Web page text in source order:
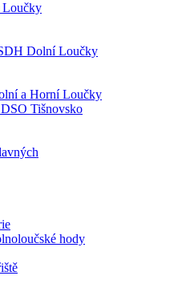
Loučky
Dolní Loučky
a Horní Loučky
Tišnovsko
hody